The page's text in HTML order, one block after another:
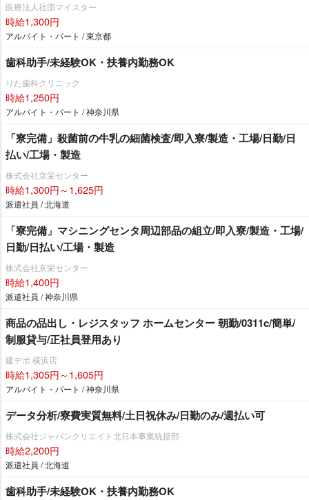
医療法人社団マイスター
時給1,300円
アルバイト・パート / 東京都
歯科助手/未経験OK・扶養内勤務OK
りた歯科クリニック
時給1,250円
アルバイト・パート / 神奈川県
「寮完備」殺菌前の牛乳の細菌検査/即入寮/製造・工場/日勤/日
払い/工場・製造
株式会社京栄センター
時給1,300円～1,625円
派遣社員 / 北海道
「寮完備」マシニングセンタ周辺部品の組立/即入寮/製造・工場/
日勤/日払い/工場・製造
株式会社京栄センター
時給1,400円
派遣社員 / 神奈川県
商品の品出し・レジスタッフ ホームセンター 朝勤/0311c/簡単/
制服貸与/正社員登用あり
建デポ 横浜店
時給1,305円～1,605円
アルバイト・パート / 神奈川県
データ分析/寮費実質無料/土日祝休み/日勤のみ/週払い可
株式会社ジャパンクリエイト北日本事業統括部
時給2,200円
派遣社員 / 北海道
歯科助手/未経験OK・扶養内勤務OK